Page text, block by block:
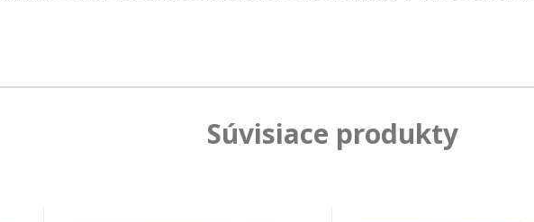
Súvisiace produkty